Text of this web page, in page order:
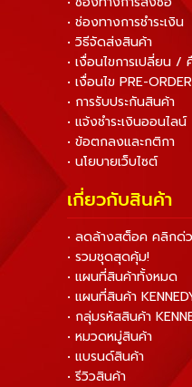
• ช่องทางการชำระเงิน
• วิธีจัดส่งสินค้า
• เงื่อนไขการเปลี่ยน /
• เงื่อนไข PRE-ORDER
• การรับประกันสินค้า
• แจ้งชำระเงินออนไลน์
• ข้อตกลงและกติกา
• นโยบายเว็บไซต์
เกี่ยวกับสินค้า
• ลดล้างสต็อค คลิกด่
• รวมชุดสุดคุ้ม!
• แผนที่สินค้าทั้งหมด
• แผนที่สินค้า
• กลุ่มรหัสสินค้า
• หมวดหมู่สินค้า
• แบรนด์สินค้า
• รีวิวสินค้า